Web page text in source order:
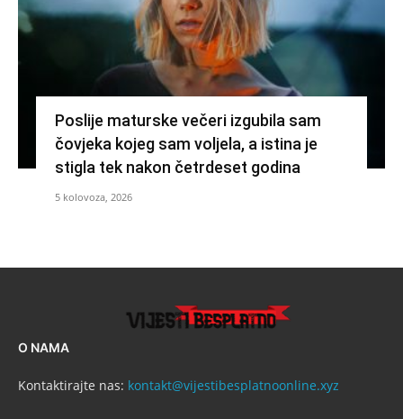
Poslije maturske večeri izgubila sam
čovjeka kojeg sam voljela, a istina je
stigla tek nakon četrdeset godina
5 kolovoza, 2026
O NAMA
Kontaktirajte nas: kontakt@vijestibesplatnoonline.xyz